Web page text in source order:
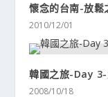
懷念的台南-放
2010/12/01
韓國之旅-Day 3-
2008/10/18